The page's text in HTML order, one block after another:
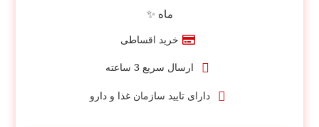
ماه ✨
خرید اقساطی
ارسال سریع 3 ساعته
دارای تایید سازمان غذا و دارو